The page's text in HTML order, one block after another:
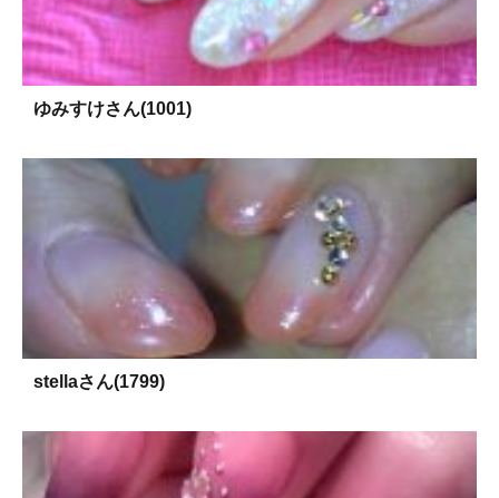
ゆみすけさん(1001)
stellaさん(1799)